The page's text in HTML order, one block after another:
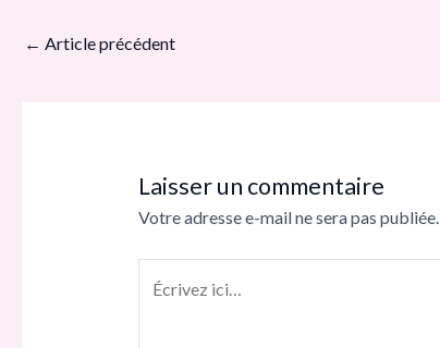
← Article précédent
Laisser un commentaire
Votre adresse e-mail ne sera pas publiée.